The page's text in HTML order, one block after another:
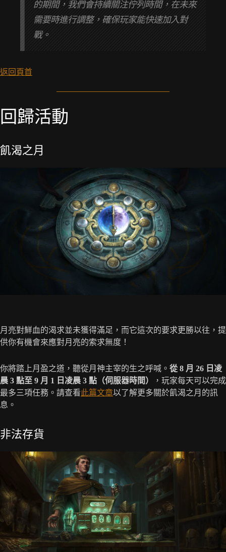
的期間，我們會持續關注佇列時間，在未來
需要時進行調整，確保玩家能快速加入對
戰。
返回頁首
回歸活動
飢渴之月
月亮對鮮血的渴求並未獲得滿足，而它這次的要求更勝以往，提
供你有機會來應對月亮的索求無度！
你將踏上月盈之道，聽從月神主宰的生之呼喊。 從 8 月 26 日凌
晨 3 點至 9 月 1 日凌晨 3 點（伺服器時間）
，玩家每天可以完成
最多三項任務。請查看此篇文章以了解更多關於飢渴之月的訊
息。
非法存貨